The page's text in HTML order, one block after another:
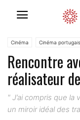
Cinéma Cinéma portugais
Rencontre
réalisateur
" J’ai compris que
un miroir idéal des